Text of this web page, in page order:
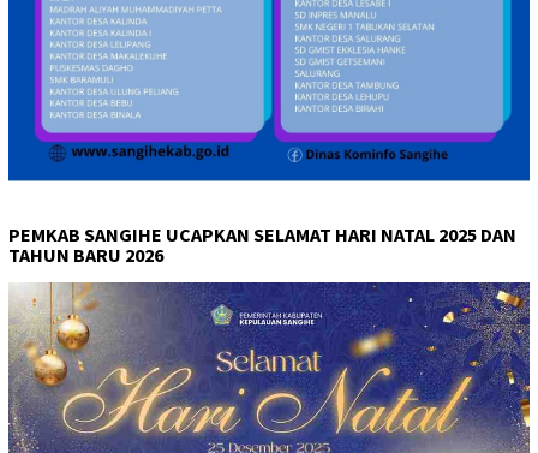
PEMKAB SANGIHE UCAPKAN SELAMAT HARI NATAL 2025 DAN
TAHUN BARU 2026